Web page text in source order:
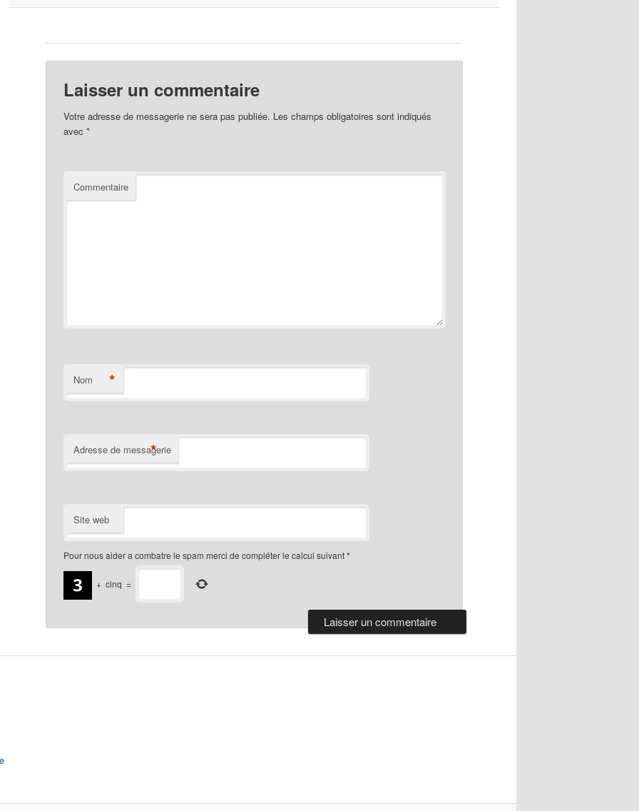
Laisser un commentaire
Votre adresse de messagerie ne sera pas publiée. Les champs obligatoires sont indiqués
avec*
Commentaire
Nom *
Adresse de messagerie
*
Site web
Pour nous aider a combatre le spam merci de compléter le calcul suivant*
+ cinq =